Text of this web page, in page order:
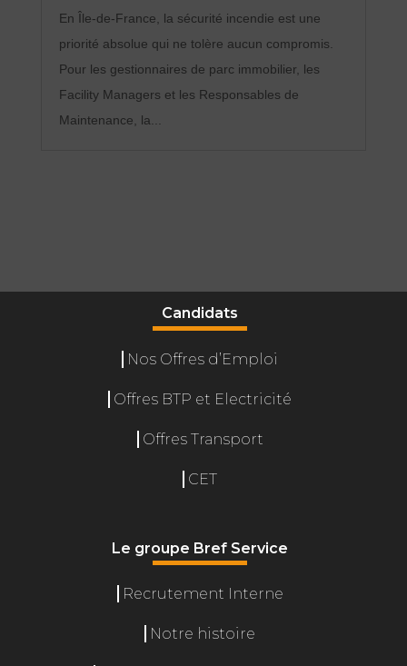
En Île-de-France, la sécurité incendie est une
priorité absolue qui ne tolère aucun compromis.
Pour les gestionnaires de parc immobilier, les
Facility Managers et les Responsables de
Maintenance, la...
Candidats
Nos Offres d’Emploi
Offres BTP et Electricité
Offres Transport
CET
Le groupe Bref Service
Recrutement Interne
Notre histoire